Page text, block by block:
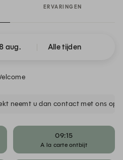
ERVARINGEN
aug. Alle tijden
neemt u dan contact met ons op
09:15
A la carte ontbijt